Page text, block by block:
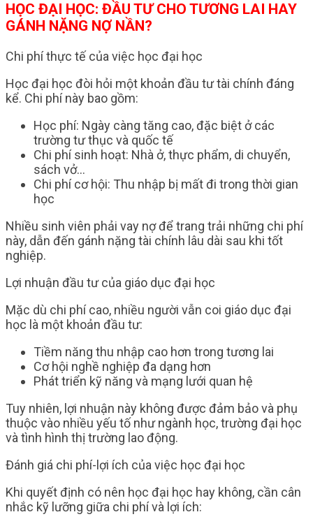
HỌC ĐẠI HỌC: ĐẦU TƯ CHO TƯƠNG LAI HAY
GÁNH NẶNG NỢ NẦN?
Chi phí thực tế của việc học đại học
Học đại học đòi hỏi một khoản đầu tư tài chính đáng
kể. Chi phí này bao gồm:
Học phí: Ngày càng tăng cao, đặc biệt ở các
trường tư thục và quốc tế
Chi phí sinh hoạt: Nhà ở, thực phẩm, di chuyển,
sách vở…
Chi phí cơ hội: Thu nhập bị mất đi trong thời gian
học
Nhiều sinh viên phải vay nợ để trang trải những chi phí
này, dẫn đến gánh nặng tài chính lâu dài sau khi tốt
nghiệp.
Lợi nhuận đầu tư của giáo dục đại học
Mặc dù chi phí cao, nhiều người vẫn coi giáo dục đại
học là một khoản đầu tư:
Tiềm năng thu nhập cao hơn trong tương lai
Cơ hội nghề nghiệp đa dạng hơn
Phát triển kỹ năng và mạng lưới quan hệ
Tuy nhiên, lợi nhuận này không được đảm bảo và phụ
thuộc vào nhiều yếu tố như ngành học, trường đại học
và tình hình thị trường lao động.
Đánh giá chi phí-lợi ích của việc học đại học
Khi quyết định có nên học đại học hay không, cần cân
nhắc kỹ lưỡng giữa chi phí và lợi ích: